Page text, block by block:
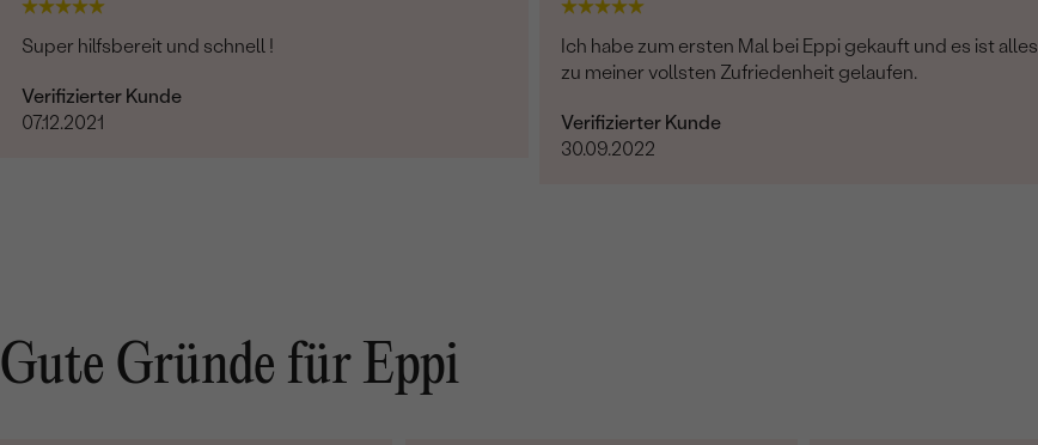
Super hilfsbereit und schnell !
Verifizierter Kunde
07.12.2021
Ich habe zum ersten Mal bei Eppi gekauft und es ist alles
zu meiner vollsten Zufriedenheit gelaufen.
Verifizierter Kunde
30.09.2022
Gute Gründe für Eppi